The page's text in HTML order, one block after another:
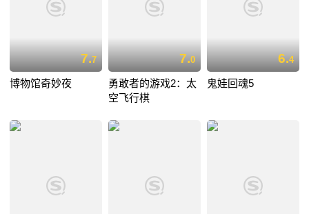
7.7
博物馆奇妙夜
7.0
勇敢者的游戏2：太
空飞行棋
6.4
鬼娃回魂5